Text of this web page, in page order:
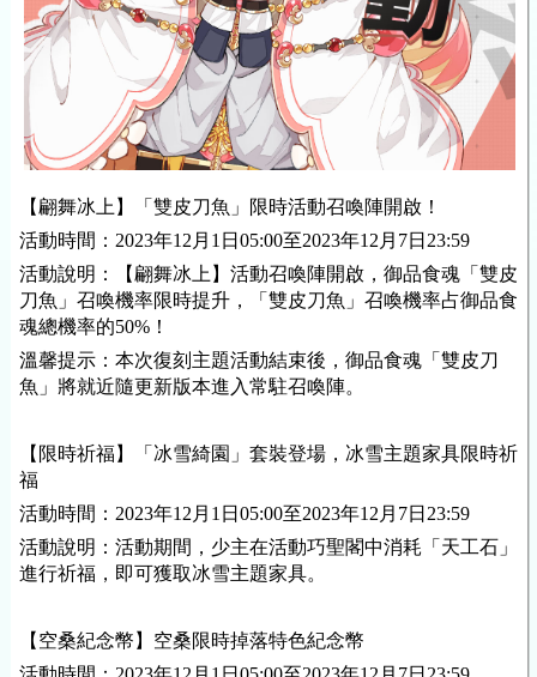
【翩舞冰上】「雙皮刀魚」限時活動召喚陣開啟！
活動時間：2023年12 月 1 日05:00至2023年12 月 7日23:59
活動說明：【翩舞冰上】活動召喚陣開啟，御品食魂「雙皮
刀魚」召喚機率限時提升，「雙皮刀魚」召喚機率占御品食
魂總機率的50%！
溫馨提示：本次復刻主題活動結束後，御品食魂「雙皮刀
魚」將就近隨更新版本進入常駐召喚陣。
【限時祈福】「冰雪綺園」套裝登場，冰雪主題家具限時祈
福
活動時間：2023年12 月 1 日05:00至2023年12 月 7日23:59
活動說明：活動期間，少主在活動巧聖閣中消耗「天工石」
進行祈福，即可獲取冰雪主題家具。
【空桑紀念幣】空桑限時掉落特色紀念幣